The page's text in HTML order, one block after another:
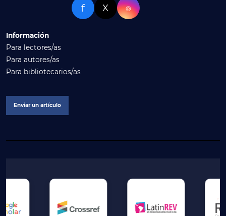
f X ⌾
Información
Para lectores/as
Para autores/as
Para bibliotecarios/as
Enviar un artículo